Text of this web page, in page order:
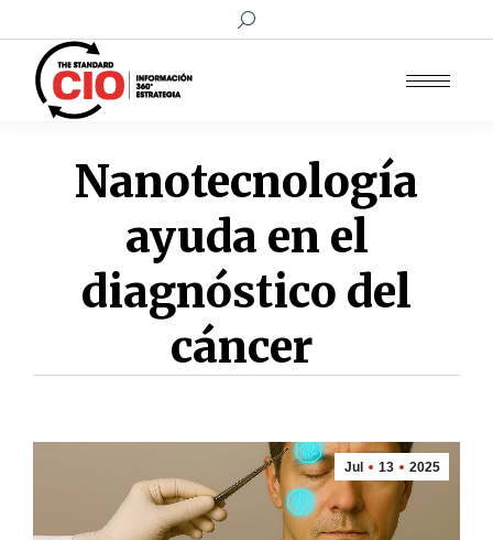
Buscar:
Nanotecnología
ayuda en el
diagnóstico del
cáncer
Jul 13 2025